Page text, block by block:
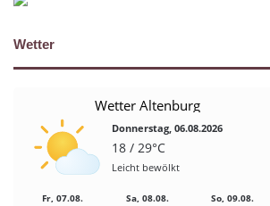
Wetter
Wetter Altenburg
Donnerstag, 06.08.2026
18 / 29°C
Leicht bewölkt
Fr, 07.08. Sa, 08.08. So, 09.08.